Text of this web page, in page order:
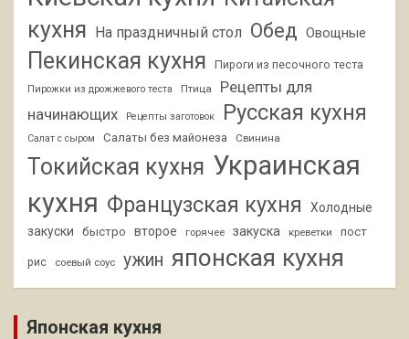
кухня На праздничный стол Обед Овощные
Пекинская кухня Пироги из песочного теста
Пирожки из дрожжевого теста Птица
Рецепты для
начинающих
Рецепты заготовок Русская кухня
Салат с сыром Салаты без майонеза Свинина
Токийская кухня Украинская
кухня Французская кухня
Холодные
закуски
быстро второе горячее закуска креветки пост
рис соевый соус ужин японская кухня
Японская кухня